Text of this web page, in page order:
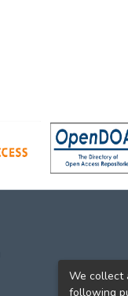
We collect
following